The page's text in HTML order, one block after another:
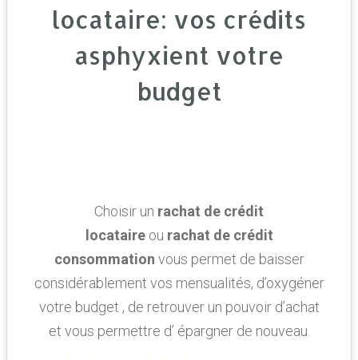
locataire: vos crédits
asphyxient votre
budget
Choisir un rachat de crédit
locataireou rachat de crédit
consommation vous permet de baisser
considérablement vos mensualités, d’oxygéner
votre budget , de retrouver un pouvoir d’achat
et vous permettre d’ épargner de nouveau.